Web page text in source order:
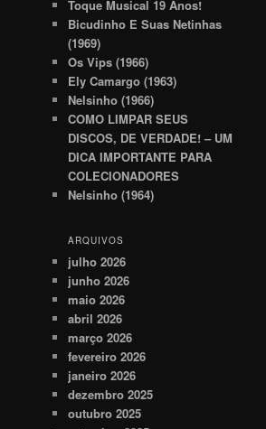
Toque Musical 19 Anos!
Bicudinho E Suas Netinhas
(1969)
Os Vips (1966)
Ely Camargo (1963)
Nelsinho (1966)
COMO LIMPAR SEUS
DISCOS, DE VERDADE! – UM
DICA IMPORTANTE PARA
COLECIONADORES
Nelsinho (1964)
ARQUIVOS
julho 2026
junho 2026
maio 2026
abril 2026
março 2026
fevereiro 2026
janeiro 2026
dezembro 2025
outubro 2025